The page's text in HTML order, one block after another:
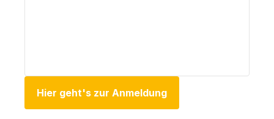
Hier geht's zur Anmeldung